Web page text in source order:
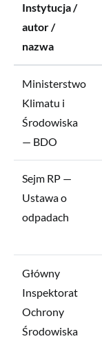
Instytucja /
autor /
nazwa
Ministerstwo
Klimatu i
Środowiska
— BDO
Sejm RP —
Ustawa o
odpadach
Główny
Inspektorat
Ochrony
Środowiska